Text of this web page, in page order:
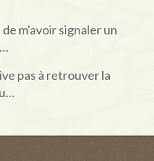
de m'avoir signaler un
pas à retrouver la